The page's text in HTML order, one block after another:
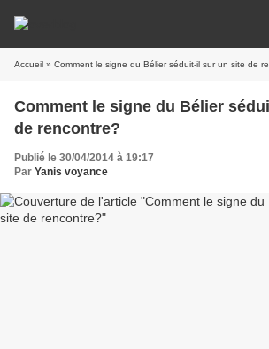
Accueil » Comment le signe du Bélier séduit-il sur un site de
Comment le signe du Bélier
de rencontre?
Publié le 30/04/2014 à 19:17
Par Yanis voyance